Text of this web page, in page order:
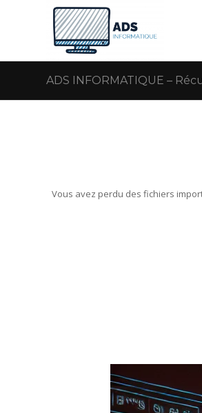
ADS INFORMATIQUE –
Vous avez perdu des fichiers